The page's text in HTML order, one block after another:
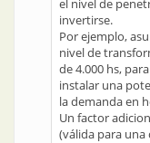
el nivel de
invertirse.
Por ejemplo,
nivel de
de 4.000 hs,
instalar una
la demanda en
Un factor
(válida para una